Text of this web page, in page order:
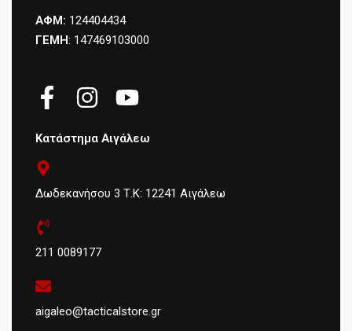
ΑΦΜ: 124404434
ΓΕΜΗ: 147469103000
Κατάστημα Αιγάλεω
Δωδεκανήσου 3 Τ.Κ: 12241 Αιγάλεω
211 0089177
aigaleo@tacticalstore.gr